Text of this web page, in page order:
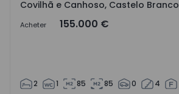
Covilhã e Canhoso, Castelo Branco
Acheter 155.000 €
2 1 85 85 0 4